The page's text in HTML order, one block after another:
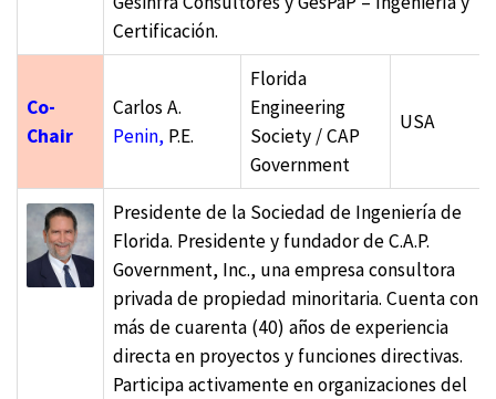
Certificación.
Co-
Chair
Carlos A.
Penin, P.E.
Florida
Engineering
Society / CAP
Government
USA
Presidente de la Sociedad de Ingeniería de
Florida. Presidente y fundador de C.A.P.
Government, Inc., una empresa consultora
privada de propiedad minoritaria. Cuenta con
más de cuarenta (40) años de experiencia
directa en proyectos y funciones directivas.
Participa activamente en organizaciones del